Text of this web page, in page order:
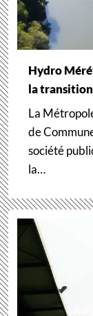
Hydro
la
La
de
société
la…